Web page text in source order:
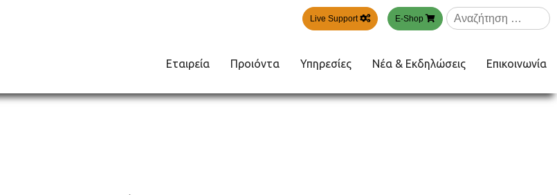
Live Support E-Shop
Αναζήτηση
για:
Εταιρεία Προιόντα Υπηρεσίες Νέα & Εκδηλώσεις Επικοινωνία